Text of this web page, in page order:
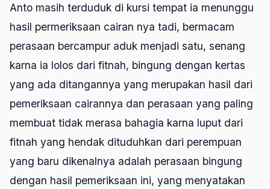
Anto masih terduduk di kursi tempat ia menunggu
hasil permeriksaan cairan nya tadi, bermacam
perasaan bercampur aduk menjadi satu, senang
karna ia lolos dari fitnah, bingung dengan kertas
yang ada ditangannya yang merupakan hasil dari
pemeriksaan cairannya dan perasaan yang paling
membuat tidak merasa bahagia karna luput dari
fitnah yang hendak dituduhkan dari perempuan
yang baru dikenalnya adalah perasaan bingung
dengan hasil pemeriksaan ini, yang menyatakan